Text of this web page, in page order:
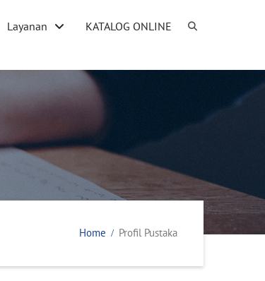
Layanan KATALOG ONLINE
Home Profil Pustaka